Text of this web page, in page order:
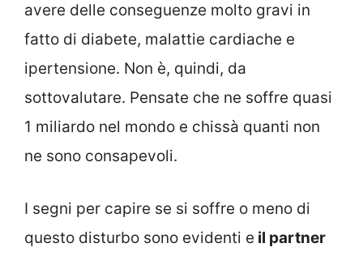
avere delle conseguenze molto gravi in
fatto di diabete, malattie cardiache e
ipertensione. Non è, quindi, da
sottovalutare. Pensate che ne soffre quasi
1 miliardo nel mondo e chissà quanti non
ne sono consapevoli.
I segni per capire se si soffre o meno di
questo disturbo sono evidenti e il partner